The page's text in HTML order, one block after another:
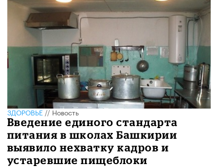
ЗДОРОВЬЕ//Новость
Введение единого стандарта
питания в школах Башкирии
выявило нехватку кадров и
устаревшие пищеблоки